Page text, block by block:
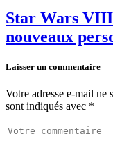
Star Wars VIII
nouveaux
Laisser un commentaire
Votre adresse e-mail ne
sont indiqués avec *